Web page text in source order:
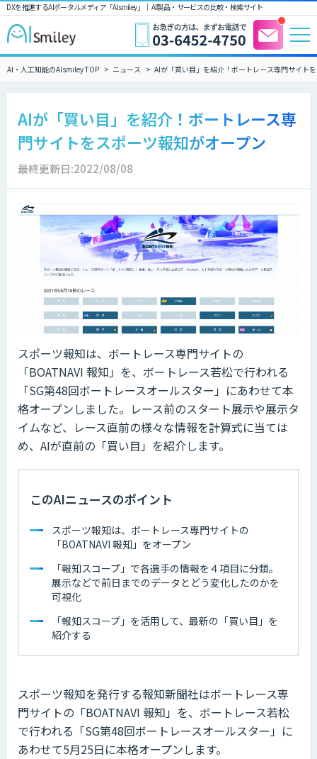
DXを推進するAIポータルメディア「AIsmiley」｜ AI製品・サービスの比較・検索サイト
AI・人工知能のAIsmiley TOP ニュース AIが「買い目」を紹介！ボートレース専門サイト
AIが「買い目」を紹介！ボートレース専
門サイトをスポーツ報知がオープン
最終更新日:2022/08/08
スポーツ報知は、ボートレース専門サイトの
「BOATNAVI 報知」を、ボートレース若松で行われる
「SG第48回ボートレースオールスター」にあわせて本
格オープンしました。レース前のスタート展示や展示タ
イムなど、レース直前の様々な情報を計算式に当ては
め、AIが直前の「買い目」を紹介します。
このAIニュースのポイント
スポーツ報知は、ボートレース専門サイトの
「BOATNAVI 報知」をオープン
「報知スコープ」で各選手の情報を４項目に分類。
展示などで前日までのデータとどう変化したのかを
可視化
「報知スコープ」を活用して、最新の「買い目」を
紹介する
スポーツ報知を発行する報知新聞社はボートレース専
門サイトの「BOATNAVI 報知」を、ボートレース若松
で行われる「SG第48回ボートレースオールスター」に
あわせて5月25日に本格オープンします。